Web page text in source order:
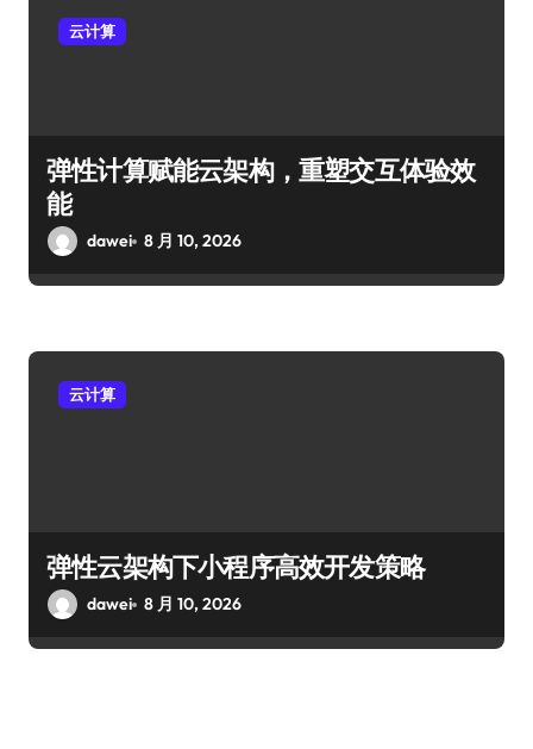
云计算
弹性计算赋能云架构，重塑交互体验效
能
dawei 8 月 10, 2026
云计算
弹性云架构下小程序高效开发策略
dawei 8 月 10, 2026